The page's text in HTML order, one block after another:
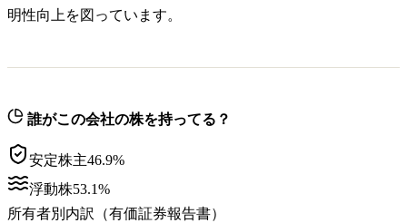
明性向上を図っています。
誰がこの会社の株を持ってる？
安定株主46.9%
浮動株53.1%
所有者別内訳（有価証券報告書）